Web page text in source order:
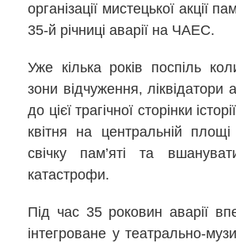
організації мистецької акції
35-й річниці аварії на ЧАЕС.
Уже кілька років поспіль
зони відчуження, ліквідатори
до цієї трагічної сторінки
квітня на центральній
свічку пам’яті та
катастрофи.
Під час 35 роковин аварії
інтегроване у театрально-